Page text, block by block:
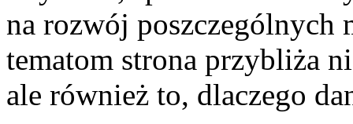
na rozwój
tematom strona przybliża
ale również to, dlaczego